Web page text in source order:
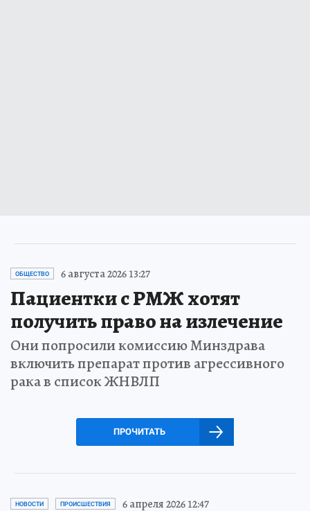
ОБЩЕСТВО 6 августа 2026 13:27
Пациентки с РМЖ хотят
получить право на излечение
Они попросили комиссию Минздрава
включить препарат против агрессивного
рака в список ЖНВЛП
ПРОЧИТАТЬ
НОВОСТИ ПРОИСШЕСТВИЯ 6 апреля 2026 12:47